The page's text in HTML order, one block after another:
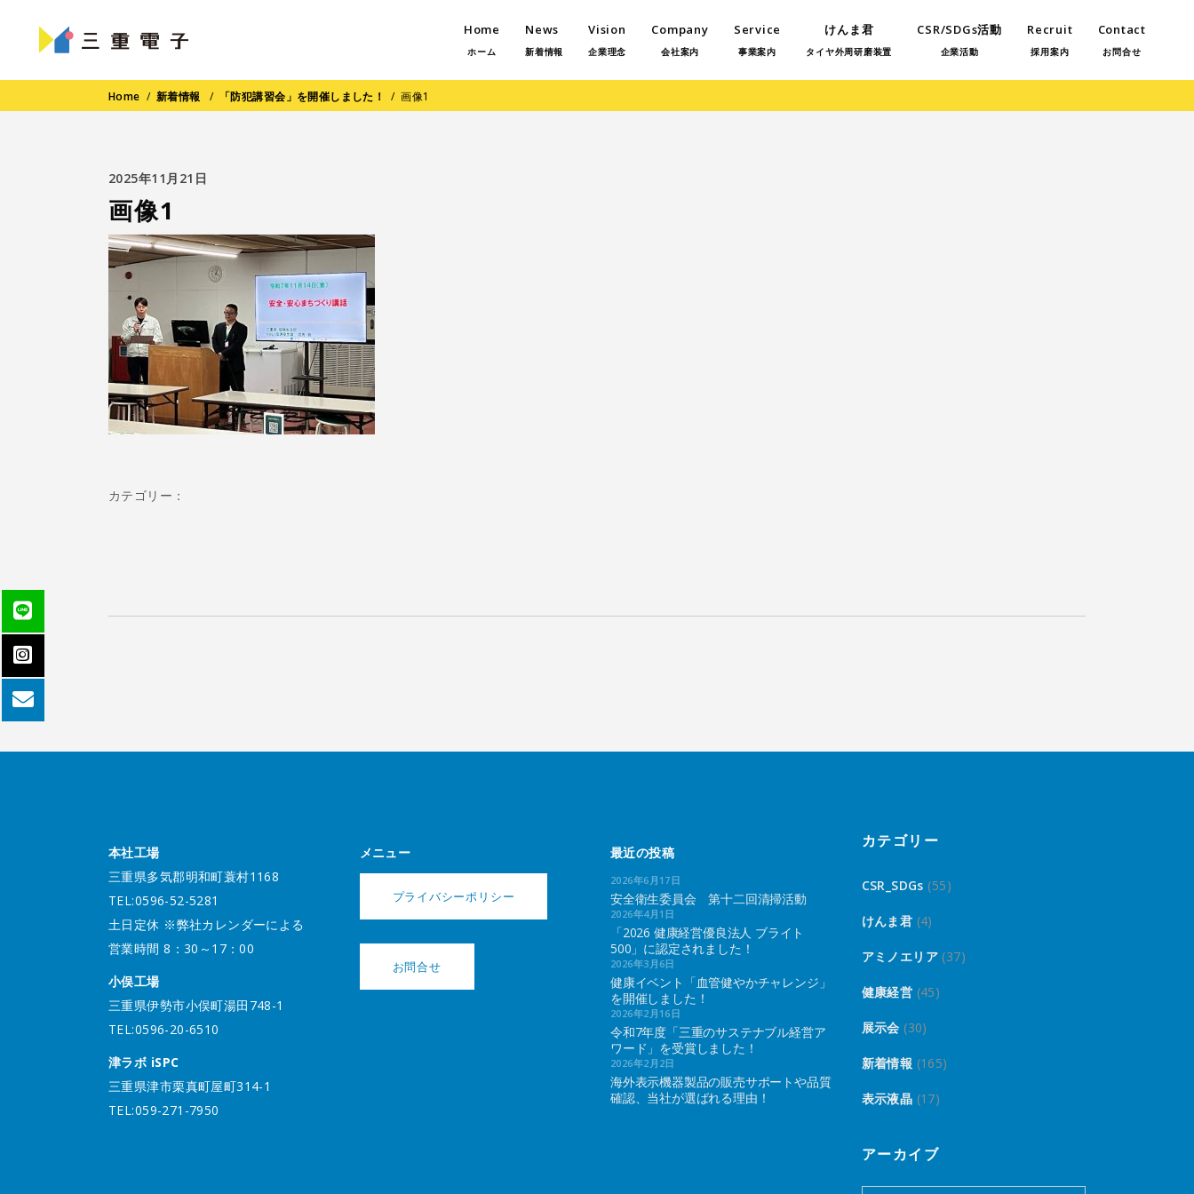
Home
ホーム
News
新着情報
Vision
企業理念
Company
会社案内
Service
事業案内
けんま君
タイヤ外周研磨装置
CSR/SDGs活動
企業活動
Recruit
採用案内
Contact
お問合せ
Home / 新着情報 / 「防犯講習会」を開催しました！ /画像1
2025年11月21日
画像1
カテゴリー：
本社工場
三重県多気郡明和町蓑村1168
TEL:0596-52-5281
土日定休 ※弊社カレンダーによる
営業時間 8：30～17：00
小俣工場
三重県伊勢市小俣町湯田748-1
TEL:0596-20-6510
津ラボ iSPC
三重県津市栗真町屋町314-1
TEL:059-271-7950
メニュー
プライバシーポリシー
お問合せ
最近の投稿
2026年6月17日
安全衛生委員会 第十二回清掃活動
2026年4月1日
「2026 健康経営優良法人 ブライト
500」に認定されました！
2026年3月6日
健康イベント「血管健やかチャレンジ」
を開催しました！
2026年2月16日
令和7年度「三重のサステナブル経営ア
ワード」を受賞しました！
2026年2月2日
海外表示機器製品の販売サポートや品質
確認、当社が選ばれる理由！
カテゴリー
CSR_SDGs (55)
けんま君 (4)
アミノエリア (37)
健康経営 (45)
展示会 (30)
新着情報 (165)
表示液晶 (17)
アーカイブ